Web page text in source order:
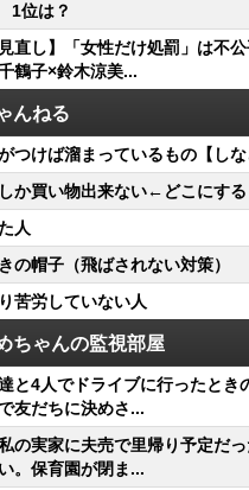
1位は？
見直し】「女性だけ処罰」は不
鶴子×鈴木涼美...
んねる
つけば溜まっているもの【しな
か買い物出来ない←どこにする
人
の帽子（飛ばされない対策）
苦労していない人
ちゃんの監視部屋
と4人でドライブに行ったとき
友だちに決めさ...
の実家に夫売で里帰り予定だ
。保育園が閉ま...